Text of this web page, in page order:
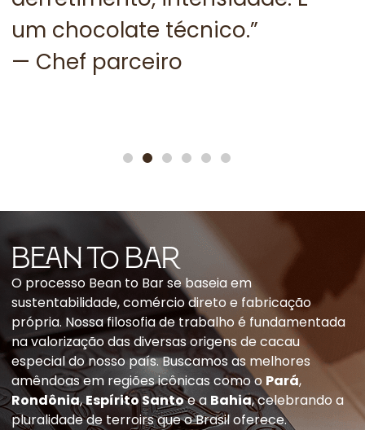
um chocolate técnico.”
— Chef parceiro
BEAN to Bar
O processo Bean to Bar se baseia em
sustentabilidade, comércio direto e fabricação
própria. Nossa filosofia de trabalho é fundamentada
na valorização das diversas origens de cacau
especial do nosso país. Buscamos as melhores
amêndoas em regiões icônicas como o Pará,
Rondônia,Espírito Santoe a Bahia, celebrando a
pluralidade de terroirs que o Brasil oferece.